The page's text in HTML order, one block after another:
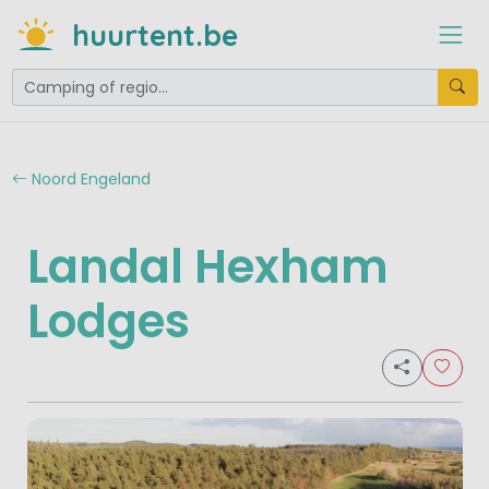
huurtent.be
Noord Engeland
Landal Hexham
Lodges